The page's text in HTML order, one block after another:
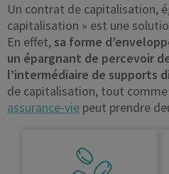
Un contrat de capitalisation,
capitalisation » est une
En effet, sa forme
un épargnant de percevoir
l’intermédiaire de supports
de capitalisation, tout comme
assurance-vie peut prendre